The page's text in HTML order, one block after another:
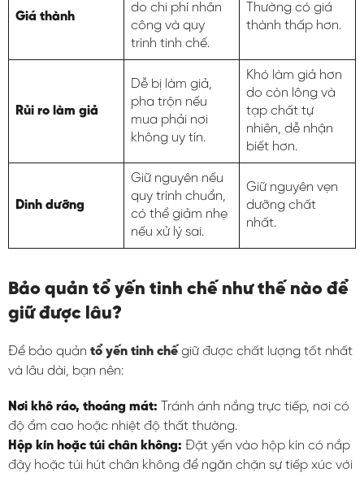
Giá thành
do chi phí nhân
công và quy
trình tinh chế.
Thường có giá
thành thấp hơn.
Rủi ro làm giả
Dễ bị làm giả,
pha trộn nếu
mua phải nơi
không uy tín.
Khó làm giả hơn
do còn lông và
tạp chất tự
nhiên, dễ nhận
biết hơn.
Dinh dưỡng
Giữ nguyên nếu
quy trình chuẩn,
có thể giảm nhẹ
nếu xử lý sai.
Giữ nguyên vẹn
dưỡng chất
nhất.
Bảo quản tổ yến tinh chế như thế nào để
giữ được lâu?
Để bảo quản tổ yến tinh chế giữ được chất lượng tốt nhất
và lâu dài, bạn nên:
Nơi khô ráo, thoáng mát: Tránh ánh nắng trực tiếp, nơi có
độ ẩm cao hoặc nhiệt độ thất thường.
Hộp kín hoặc túi chân không: Đặt yến vào hộp kín có nắp
đậy hoặc túi hút chân không để ngăn chặn sự tiếp xúc với